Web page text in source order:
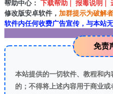
帮助中心： 下载帮助 | 报毒说明 |
修改版安卓软件， 加群提示为破解
软件内任何收费广告宣传，与本站无
免责
本站提供的一切软件、教程和内
的；不得将上述内容用于商业